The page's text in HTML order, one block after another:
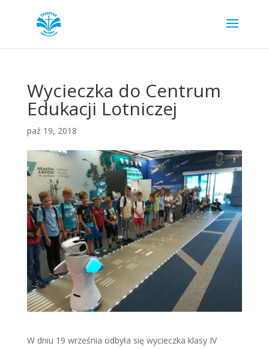
Wycieczka do Centrum
Edukacji Lotniczej
paź 19, 2018
W dniu 19 września odbyła się wycieczka klasy IV